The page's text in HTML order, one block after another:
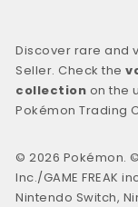
Discover rare and
Seller. Check the
collection on the
Pokémon Trading
© 2026 Pokémon.
Inc./GAME FREAK
Nintendo Switch,